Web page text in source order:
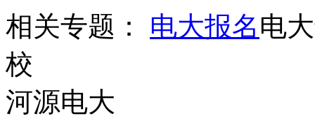
相关专题： 电大报名电
校
河源电大